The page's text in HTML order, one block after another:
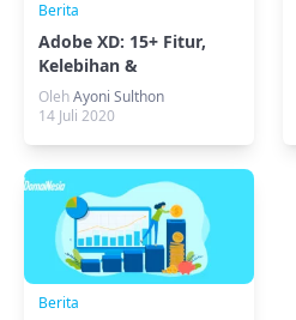
Berita
Adobe XD: 15+ Fitur,
Kelebihan &
Kekurangan Terbaru
OlehAyoni Sulthon
14 Juli 2020
Berita